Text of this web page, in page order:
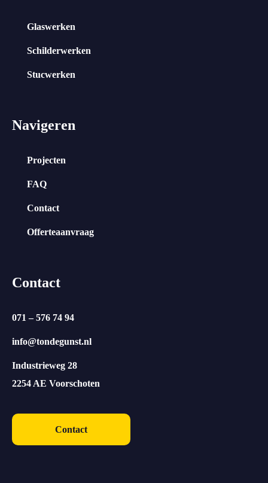
Glaswerken
Schilderwerken
Stucwerken
Navigeren
Projecten
FAQ
Contact
Offerteaanvraag
Contact
071 – 576 74 94
info@tondegunst.nl
Industrieweg 28
2254 AE Voorschoten
Contact